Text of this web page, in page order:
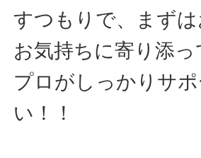
すつもりで、まず
お気持ちに寄り添
プロがしっかりサ
い！！